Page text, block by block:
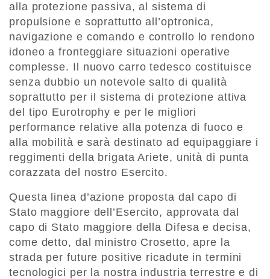
alla protezione passiva, al sistema di
propulsione e soprattutto all’optronica,
navigazione e comando e controllo lo rendono
idoneo a fronteggiare situazioni operative
complesse. Il nuovo carro tedesco costituisce
senza dubbio un notevole salto di qualità
soprattutto per il sistema di protezione attiva
del tipo Eurotrophy e per le migliori
performance relative alla potenza di fuoco e
alla mobilità e sarà destinato ad equipaggiare i
reggimenti della brigata Ariete, unità di punta
corazzata del nostro Esercito.
Questa linea d’azione proposta dal capo di
Stato maggiore dell’Esercito, approvata dal
capo di Stato maggiore della Difesa e decisa,
come detto, dal ministro Crosetto, apre la
strada per future positive ricadute in termini
tecnologici per la nostra industria terrestre e di